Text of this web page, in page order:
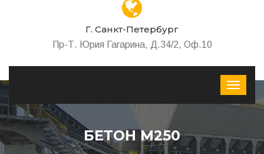
Г. Санкт-Петербург
Пр-Т. Юрия Гагарина, Д.34/2, Оф.10
БЕТОН М250